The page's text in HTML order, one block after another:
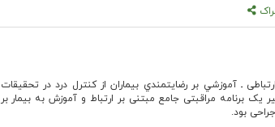
ـ آموزشي بر رضايتمندي بيماران از كنترل درد در تحقيقات
برنامه مراقبتی جامع مبتنی بر ارتباط و آموزش به بیمار بر
بود.